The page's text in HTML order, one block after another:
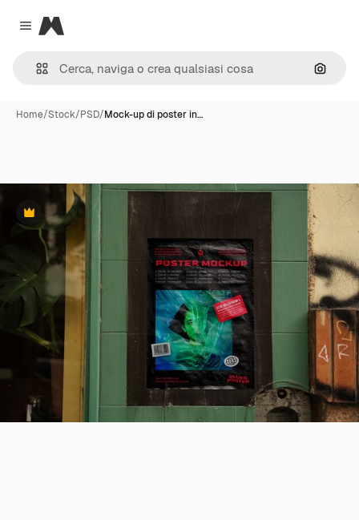
Close menu
Magnific
Cerca
Home/Stock/PSD/Mock-up di poster in…
Premium